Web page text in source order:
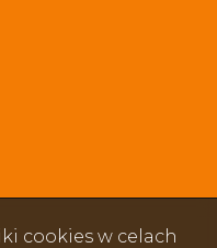
cookies w celach